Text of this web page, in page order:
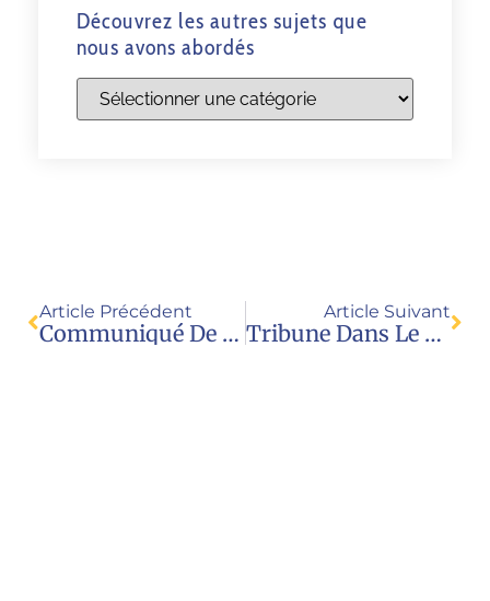
Découvrez les autres sujets que
nous avons abordés
Article Précédent
Communiqué De Presse Du CoRP
Article Suivant
Tribune Dans Le Monde Au Sujet Des Enfants Nés Par GPA À L’étranger : Mensonges Et Manipulations